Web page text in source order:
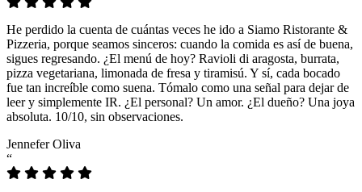
He perdido la cuenta de cuántas veces he ido a Siamo Ristorante &
Pizzeria, porque seamos sinceros: cuando la comida es así de buena,
sigues regresando. ¿El menú de hoy? Ravioli di aragosta, burrata,
pizza vegetariana, limonada de fresa y tiramisú. Y sí, cada bocado
fue tan increíble como suena. Tómalo como una señal para dejar de
leer y simplemente IR. ¿El personal? Un amor. ¿El dueño? Una joya
absoluta. 10/10, sin observaciones.
Jennefer Oliva
“